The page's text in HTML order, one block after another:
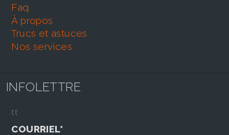
faq
À propos
trucs et astuces
nos services
INFOLETTRE
tt
COURRIEL*